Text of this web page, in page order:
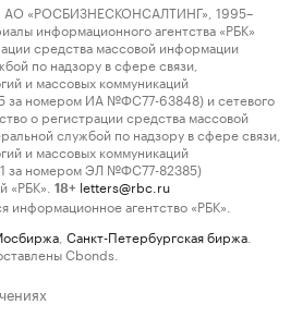
«РОСБИЗНЕСКОНСАЛТИНГ», 1995–
информационного агентства «РБК»
средства массовой информации
по надзору в сфере связи,
и массовых коммуникаций
за номером ИА №ФС77-63848) и сетевого
о регистрации средства массовой
службой по надзору в сфере связи,
и массовых коммуникаций
за номером ЭЛ №ФС77-82385)
«РБК».
18+ letters@rbc.ru
информационное агентство «РБК».
Санкт-Петербургская биржа
Cbonds.